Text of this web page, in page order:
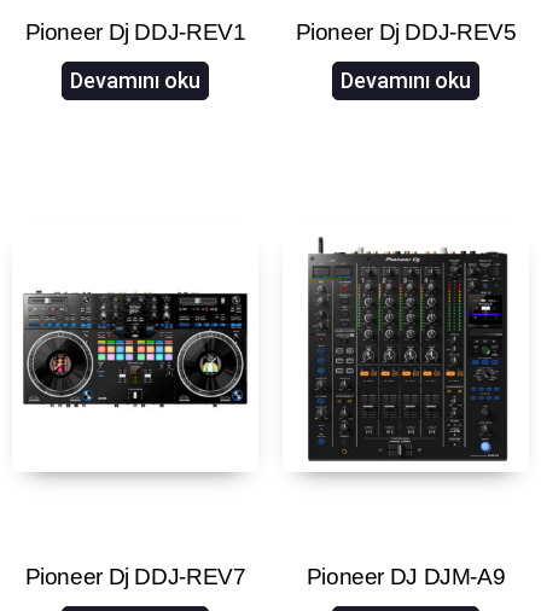
Pioneer Dj DDJ-REV1
Devamını oku
Pioneer Dj DDJ-REV5
Devamını oku
Pioneer Dj DDJ-REV7 Pioneer DJ DJM-A9